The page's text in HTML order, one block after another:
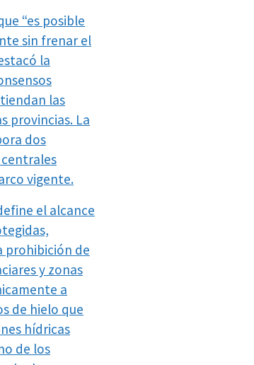
“es posible
sin frenar el
la
las
provincias. La
dos
vigente.
el alcance
prohibición de
y zonas
a
de hielo que
hídricas
de los